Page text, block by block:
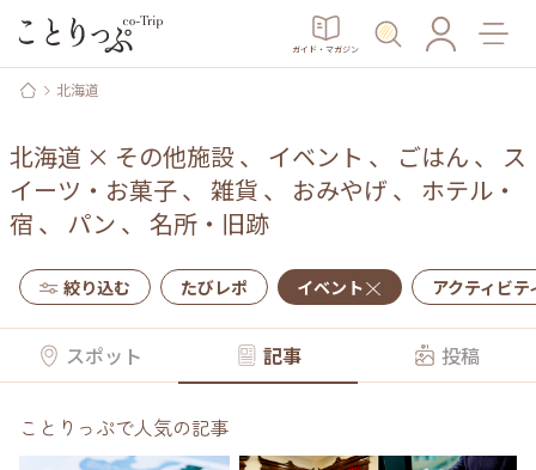
ガイド・マガジン
北海道
北海道 × その他施設、 イベント 、 ごはん 、 ス
イーツ・お菓子、 雑貨 、 おみやげ 、 ホテル・
宿 、 パン 、 名所・旧跡
絞り込む たびレポ イベント アクティビテ
スポット 記事 投稿
ことりっぷで人気の記事